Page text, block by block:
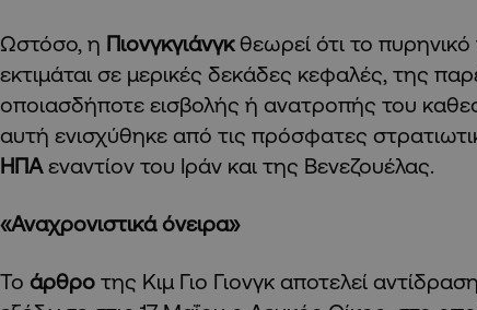
Ωστόσο, η Πιονγκγιάνγκθεωρεί ότι το
εκτιμάται σε μερικές δεκάδες κεφαλές, της
οποιασδήποτε εισβολής ή ανατροπής του
αυτή ενισχύθηκε από τις πρόσφατες
ΗΠΑεναντίον του Ιράν και της Βενεζουέλας.
«Αναχρονιστικά όνειρα»
Το άρθρο της Κιμ Γιο Γιονγκ αποτελεί